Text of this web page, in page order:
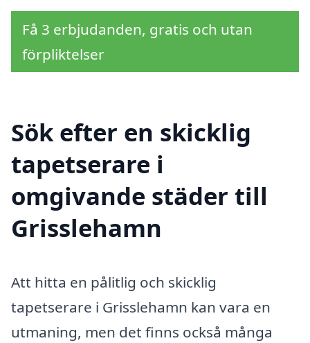
Få 3 erbjudanden, gratis och utan
förpliktelser
Sök efter en skicklig
tapetserare i
omgivande städer till
Grisslehamn
Att hitta en pålitlig och skicklig
tapetserare i Grisslehamn kan vara en
utmaning, men det finns också många